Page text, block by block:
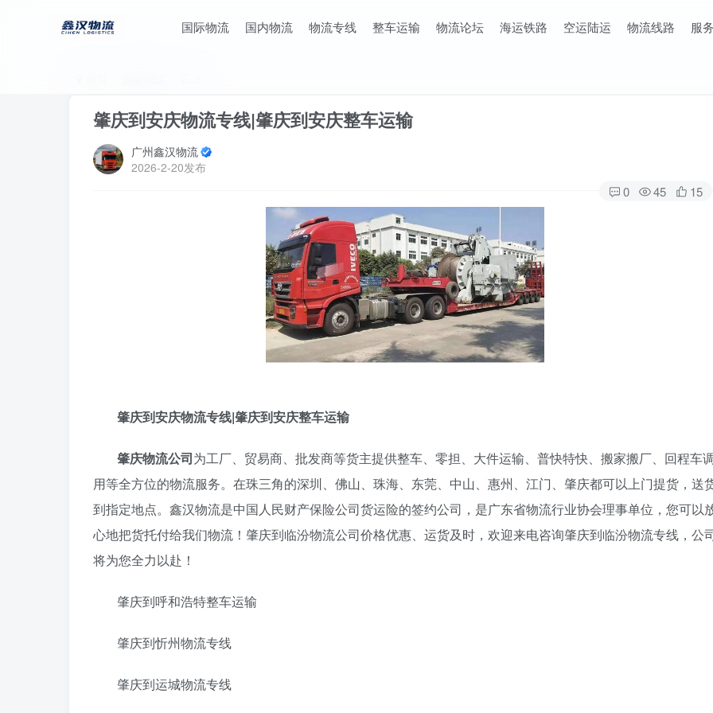
国际物流 国内物流 物流专线 整车运输 物流论坛 海运铁路 空运陆运 物流线路 服
肇庆到安庆物流专线|肇庆到安庆整车运输
广州鑫汉物流
2026-2-20发布
0 45 15
肇庆到安庆物流专线|肇庆到安庆整车运输
肇庆物流公司为工厂、贸易商、批发商等货主提供整车、零担、大件运输、普快特快、搬家搬厂、回程车
用等全方位的物流服务。在珠三角的深圳、佛山、珠海、东莞、中山、惠州、江门、肇庆都可以上门提货，送
到指定地点。鑫汉物流是中国人民财产保险公司货运险的签约公司，是广东省物流行业协会理事单位，您可以
心地把货托付给我们物流！肇庆到临汾物流公司价格优惠、运货及时，欢迎来电咨询肇庆到临汾物流专线，公
将为您全力以赴！
肇庆到呼和浩特整车运输
肇庆到忻州物流专线
肇庆到运城物流专线